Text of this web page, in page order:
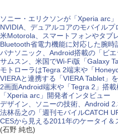
ソニー・エリクソンが「Xperia arc
NVIDIA、デュアルコアのモバイル
米Motorola、スマートフォンやタブ
Bluetooth省電力機能に対応した腕
パナソニック、Android搭載の「ビ
サムスン、米国でWi-Fi版「Galaxy
モトローラはTegra 2端末や「
VIERAと連携する「VIERA Tablet」
2画面Android端末や「Tegra 2」搭
「Xperia arc」開発者インタビュー
デザイン、ソニーの技術、Android
法林岳之の「週刊モバイルCATCH UP
CESから見える2011年のケータイ＆
(石野 純也)